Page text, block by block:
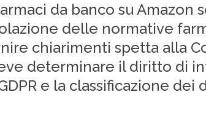
da banco su Amazon
delle normative
chiarimenti spetta alla
determinare il diritto di
e la classificazione dei